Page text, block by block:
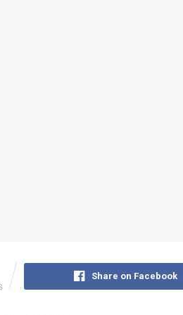
Share on Facebook